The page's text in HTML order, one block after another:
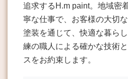
追求するH.m paint。地域密
寧な仕事で、お客様の大切
塗装を通じて、快適な暮ら
練の職人による確かな技術
スをお約束します。